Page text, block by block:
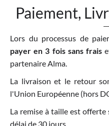
Paiement,
Lors du processus de
payer en 3 fois sans frais
partenaire Alma.
La livraison et le retour
l'Union Européenne (hors
La remise à taille est
délai de 30 jours.